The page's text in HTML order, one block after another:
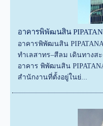
อาคารพิพัฒนสิน
อาคารพิพัฒนสิน
ทำเลสาทร–สีลม เดินทางส
อาคาร พิพัฒนสิน
สำนักงานที่ตั้งอยู่ในย่...